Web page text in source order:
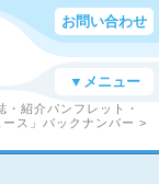
お問い合わせ
▼メニュー
・紹介パンフレット・
ス」バックナンバー >